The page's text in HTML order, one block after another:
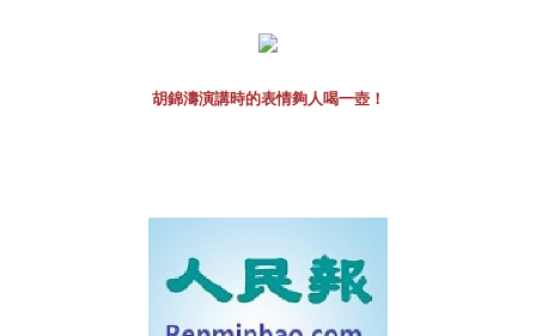
胡錦濤演講時的表情夠人喝一壺！